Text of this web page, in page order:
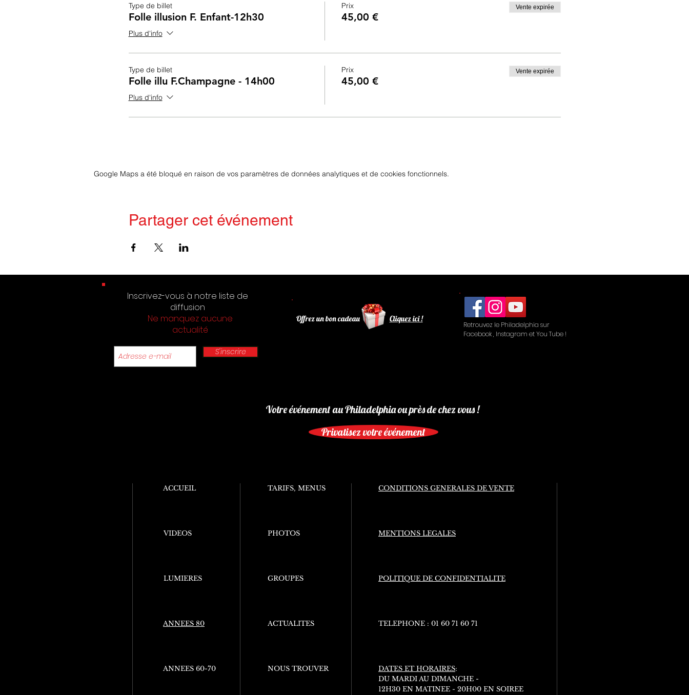
Type de billet
Folle illusion F. Enfant-12h30
Plus d'info
Prix
45,00 €
Vente expirée
Type de billet
Folle illu F.Champagne - 14h00
Plus d'info
Prix
45,00 €
Vente expirée
Google Maps a été bloqué en raison de vos paramètres de données analytiques et de cookies fonctionnels.
Partager cet événement
Inscrivez-vous à notre liste de
diffusion
Ne manquez aucune
actualité
S'inscrire
Offrez un bon cadeau Cliquez ici !
Retrouvez le Philadelphia sur
Facebook , Instagram et You Tube !
Votre événement au Philadelphia ou près de chez vous !
Privatisez votre événement
ACCUEIL
VIDEOS
LUMIERES
ANNEES 80
ANNEES 60-70
TARIFS, MENUS
PHOTOS
GROUPES
ACTUALITES
NOUS TROUVER
CONDITIONS GENERALES DE VENTE
MENTIONS LEGALES
POLITIQUE DE CONFIDENTIALITE
TELEPHONE : 01 60 71 60 71
DATES ET HORAIRES:
DU MARDI AU DIMANCHE -
12H30 EN MATINEE - 20H00 EN SOIREE